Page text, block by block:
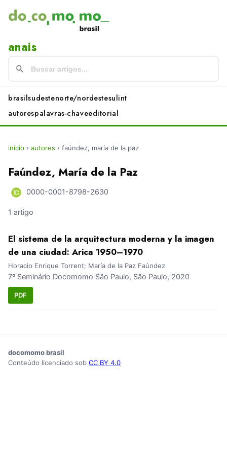
anais
brasilsudestenorte/nordestesulint
autorespalavras-chaveeditorial
início › autores › faúndez, maría de la paz
Faúndez, María de la Paz
0000-0001-8798-2630
1 artigo
El sistema de la arquitectura moderna y la imagen
de una ciudad: Arica 1950–1970
Horacio Enrique Torrent; María de la Paz Faúndez
7º Seminário Docomomo São Paulo, São Paulo, 2020
PDF
docomomo brasil
Conteúdo licenciado sob CC BY 4.0